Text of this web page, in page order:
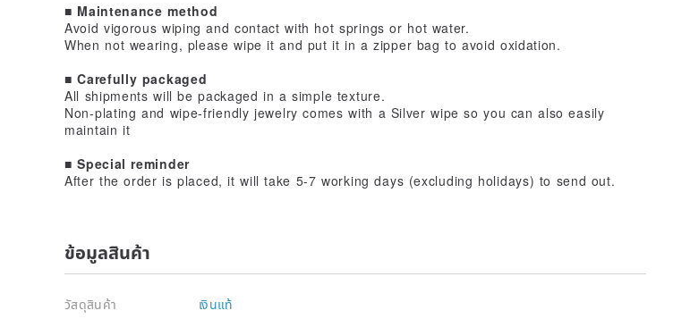
■ Maintenance method
Avoid vigorous wiping and contact with hot springs or hot water.
When not wearing, please wipe it and put it in a zipper bag to avoid oxidation.
■ Carefully packaged
All shipments will be packaged in a simple texture.
Non-plating and wipe-friendly jewelry comes with a Silver wipe so you can also easily
maintain it
■ Special reminder
After the order is placed, it will take 5-7 working days (excluding holidays) to send out.
ข้อมูลสินค้า
วัสดุสินค้า
เงินแท้